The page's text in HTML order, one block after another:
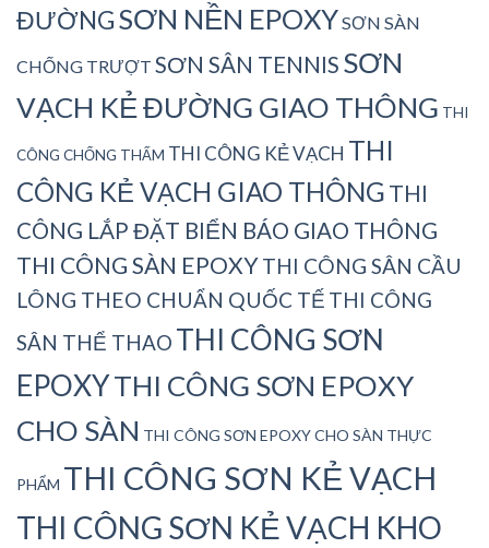
ĐƯỜNGSƠN NỀN EPOXYSƠN SÀN
CHỐNG TRƯỢT SƠN SÂN TENNIS SƠN
VẠCH KẺ ĐƯỜNG GIAO THÔNG THI
CÔNG CHỐNG THẤM THI CÔNG KẺ VẠCH THI
CÔNG KẺ VẠCH GIAO THÔNG THI
CÔNG LẮP ĐẶT BIỂN BÁO GIAO THÔNG
THI CÔNG SÀN EPOXYTHI CÔNG SÂN CẦU
LÔNG THEO CHUẨN QUỐC TẾ THI CÔNG
SÂN THỂ THAO THI CÔNG SƠN
EPOXYTHI CÔNG SƠN EPOXY
CHO SÀN THI CÔNG SƠN EPOXY CHO SÀN THỰC
PHẨM THI CÔNG SƠN KẺ VẠCH
THI CÔNG SƠN KẺ VẠCH KHO